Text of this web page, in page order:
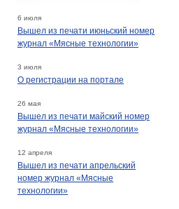
6 июля
Вышел из печати июньский номер
журнал «Мясные технологии»
3 июля
О регистрации на портале
26 мая
Вышел из печати майский номер
журнал «Мясные технологии»
12 апреля
Вышел из печати апрельский
номер журнал «Мясные
технологии»